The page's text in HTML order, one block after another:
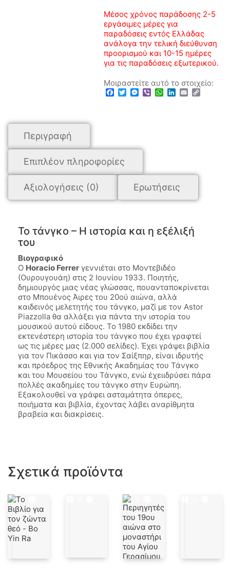
Μέσος χρόνος παράδοσης 2-5
εργάσιμες μέρες για
παραδόσεις εντός Ελλάδας
ανάλογα την τελική διεύθυνση
προορισμού και 10-15 ημέρες
για τις παραδόσεις εξωτερικού.
Μοιραστείτε αυτό το στοιχείο:
Facebook
TwitterMessenger
ViberWhatsApp
LinkedIn
Email
Περιγραφή
Επιπλέον πληροφορίες
Αξιολογήσεις (0) Ερωτήσεις
Το τάνγκο – Η ιστορία και η εξέλιξή
του
Βιογραφικό
Ο Horacio Ferrer γεννιέται στο Μοντεβιδέο
(Ουρουγουάη) στις 2 Ιουνίου 1933. Ποιητής,
δημιουργός μιας νέας γλώσσας, πουανταποκρίνεται
στο Μπουένος Άιρες του 20ού αιώνα, αλλά
καιδεινός μελετητής του τάνγκο, μαζί με τον Astor
Piazzolla θα αλλάξει για πάντα την ιστορία του
μουσικού αυτού είδους. Το 1980 εκδίδει την
εκτενέστερη ιστορία του τάνγκο που έχει γραφτεί
ως τις μέρες μας (2.000 σελίδες). Έχει γράψει βιβλία
για τον Πικάσσο και για τον Σαίξπηρ, είναι ιδρυτής
και πρόεδρος της Εθνικής Ακαδημίας του Τάνγκο
και του Μουσείου του Τάνγκο, ενώ έχειιδρύσει πάρα
πολλές ακαδημίες του τάνγκο στην Ευρώπη.
Εξακολουθεί να γράφει ασταμάτητα όπερες,
ποιήματα και βιβλία, έχοντας λάβει αναρίθμητα
βραβεία και διακρίσεις.
Σχετικά προϊόντα